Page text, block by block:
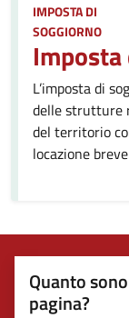
Categoria:
IMPOSTA DI
SOGGIORNO
L’imposta di
delle strutture
del territorio
locazione
Quanto
pagina?